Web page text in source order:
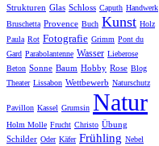
Strukturen Glas Schloss Caputh Handwerk
Bruschetta Provence Buch Kunst Holz
Paula Rot Fotografie Grimm Pont du
Gard Parabolantenne Wasser Lieberose
Beton Sonne Baum Hobby Rose Blog
Theater Lissabon Wettbewerb Naturschutz
Pavillon Kassel Grumsin Natur
Holm Molle Frucht Christo Übung
Schilder Oder Käfer Frühling Nebel